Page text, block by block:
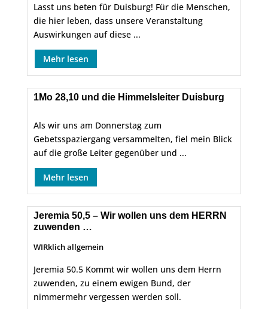
Lasst uns beten für Duisburg! Für die Menschen,
die hier leben, dass unsere Veranstaltung
Auswirkungen auf diese ...
Mehr lesen
1Mo 28,10 und die Himmelsleiter Duisburg
Als wir uns am Donnerstag zum
Gebetsspaziergang versammelten, fiel mein Blick
auf die große Leiter gegenüber und ...
Mehr lesen
Jeremia 50,5 – Wir wollen uns dem HERRN
zuwenden …
WIRklich allgemein
Jeremia 50.5 Kommt wir wollen uns dem Herrn
zuwenden, zu einem ewigen Bund, der
nimmermehr vergessen werden soll.